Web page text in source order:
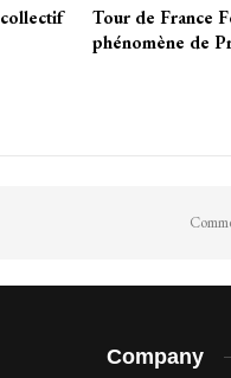
collectif
Tour de France
phénomène de
Company